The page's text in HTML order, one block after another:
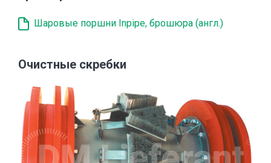
Шаровые поршни Inpipe, брошюра (англ.)
Очистные скребки